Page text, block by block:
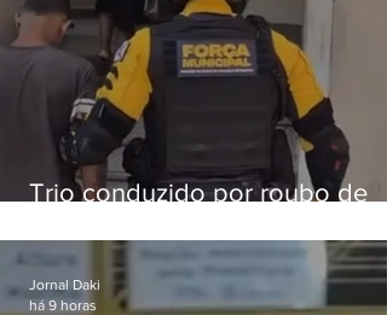
Trio conduzido por roubo de
passagens
Jornal Daki
há 9 horas